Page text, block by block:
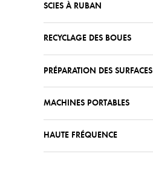
SCIES À RUBAN
RECYCLAGE DES BOUES
PRÉPARATION DES SURFACES
MACHINES PORTABLES
HAUTE FRÉQUENCE